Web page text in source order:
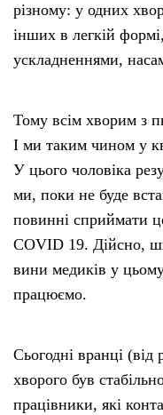
різному: у одних
інших в легкій
ускладненнями,
Тому всім хворим з
І ми таким чином у
У цього чоловіка
ми, поки не буде
повинні сприймати
COVID 19. Дійсно,
вини медиків у
працюємо.
Сьогодні вранці (від
хворого був
працівники, які